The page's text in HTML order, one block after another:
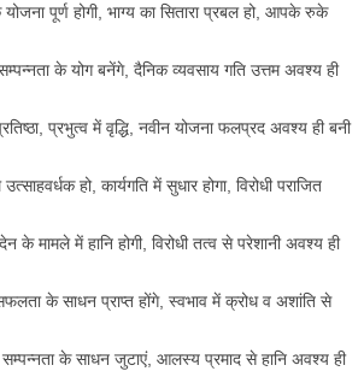
योजना पूर्ण होगी, भाग्य का सितारा प्रबल हो, आपके रुके
के योग बनेंगे, दैनिक व्यवसाय गति उत्तम अवश्य ही
प्रभुत्व में वृद्धि, नवीन योजना फलप्रद अवश्य ही बनी
हो, कार्यगति में सुधार होगा, विरोधी पराजित
के मामले में हानि होगी, विरोधी तत्व से परेशानी अवश्य ही
के साधन प्राप्त होंगे, स्वभाव में क्रोध व अशांति से
के साधन जुटाएं, आलस्य प्रमाद से हानि अवश्य ही